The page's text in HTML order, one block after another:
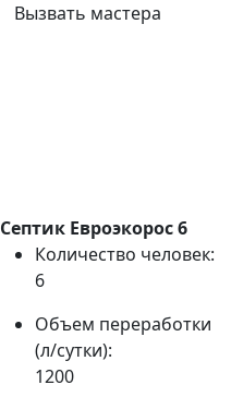
Вызвать мастера
Септик Евроэкорос 6
Количество человек:
6
Объем переработки
(л/сутки):
1200